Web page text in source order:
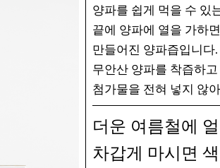
양파를 쉽게 먹을 수 있
끝에 양파에 열을 가하
만들어진 양파즙입니다.
무안산 양파를 착즙하
첨가물을 전혀 넣지 않
더운 여름철에
차갑게 마시면